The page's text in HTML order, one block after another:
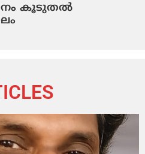
കൂടുതല്‍